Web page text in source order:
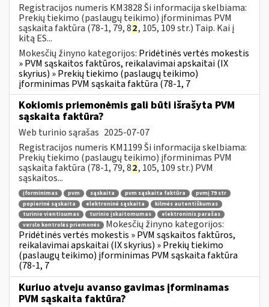
Registracijos numeris KM3828 Ši informacija skelbiama:
Prekių tiekimo (paslaugų teikimo) įforminimas PVM
sąskaita faktūra (78-1, 79, 82, 105, 109 str.) Taip. Kai į
kitą ES...
Mokesčių žinyno kategorijos: Pridėtinės vertės mokestis
» PVM sąskaitos faktūros, reikalavimai apskaitai (IX
skyrius) » Prekių tiekimo (paslaugų teikimo)
įforminimas PVM sąskaita faktūra (78-1, 7
Kokiomis priemonėmis gali būti išrašyta PVM
sąskaita faktūra?
Web turinio sąrašas 2025-07-07
Registracijos numeris KM1199 Ši informacija skelbiama:
Prekių tiekimo (paslaugų teikimo) įforminimas PVM
sąskaita faktūra (78-1, 79, 82, 105, 109 str.) PVM
sąskaitos...
įforminimas pvm sąskaita pvm sąskaita faktūra
pvmį 79 str
popierinė sąskaita
elektroninė sąskaita
kilmės autentiškumas
turinio vientisumas
turinio įskaitomumas
elektroninis parašas
verslo kontrolės priemonės
Mokesčių žinyno kategorijos:
Pridėtinės vertės mokestis » PVM sąskaitos faktūros,
reikalavimai apskaitai (IX skyrius) » Prekių tiekimo
(paslaugų teikimo) įforminimas PVM sąskaita faktūra
(78-1, 7
Kuriuo atveju avanso gavimas įforminamas
PVM sąskaita faktūra?